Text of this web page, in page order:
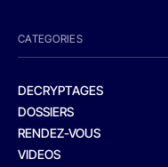
CATEGORIES
DECRYPTAGES
DOSSIERS
RENDEZ-VOUS
VIDEOS